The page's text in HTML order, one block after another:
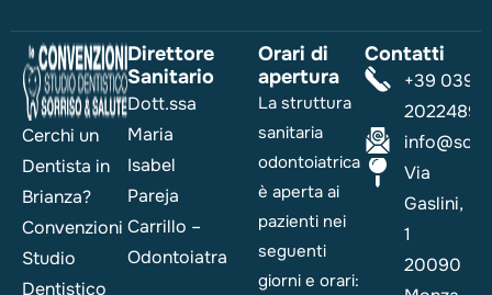
Cerchi un
Dentista in
Brianza?
Convenzioni
Studio
Dentistico
Direttore
Sanitario
Dott.ssa
Maria
Isabel
Pareja
Carrillo –
Odontoiatra
Orari di
apertura
La struttura
sanitaria
odontoiatrica
è aperta ai
pazienti nei
seguenti
giorni e orari:
Contatti
+39 039
2022489
Via
Gaslini,
1
20090